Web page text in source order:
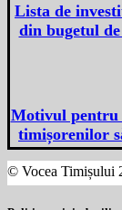
Lista de
din bugetul
Motivul pentru
timișorenilor
© Vocea